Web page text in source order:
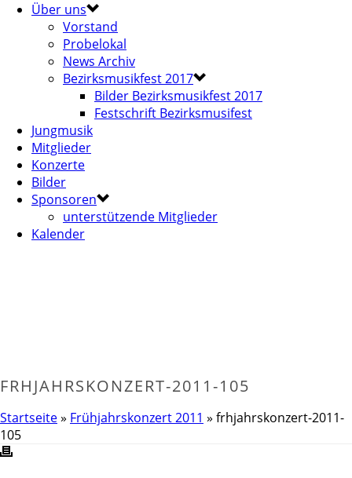
Über uns
Vorstand
Probelokal
News Archiv
Bezirksmusikfest 2017
Bilder Bezirksmusikfest 2017
Festschrift Bezirksmusifest
Jungmusik
Mitglieder
Konzerte
Bilder
Sponsoren
unterstützende Mitglieder
Kalender
FRHJAHRSKONZERT-2011-105
Startseite» Frühjahrskonzert 2011 » frhjahrskonzert-2011-
105